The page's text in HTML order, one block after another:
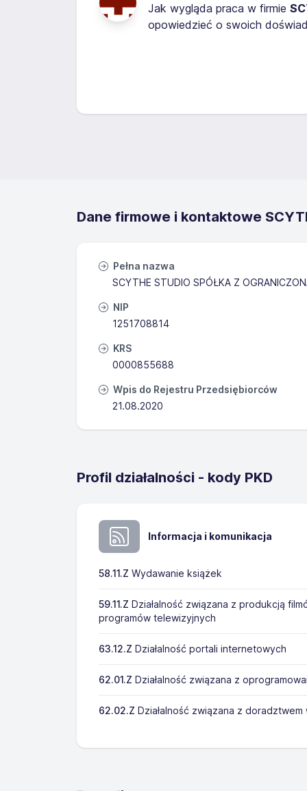
Jak wygląda praca w firmie
opowiedzieć o swoich
Dane firmowe i kontaktowe
Pełna nazwa
SCYTHE STUDIO SPÓŁKA Z
NIP
1251708814
KRS
0000855688
Wpis do Rejestru Przedsiębiorców
21.08.2020
Profil działalności - kody PKD
Informacja i komunikacja
58.11.Z Wydawanie książek
59.11.Z Działalność związana z produkcją
programów telewizyjnych
63.12.Z Działalność portali internetowych
62.01.Z Działalność związana z
62.02.Z Działalność związana z